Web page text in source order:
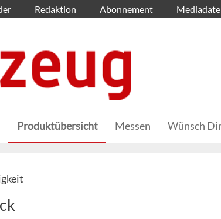
Redaktion Abonnement
Produktübersicht Messen Wünsch